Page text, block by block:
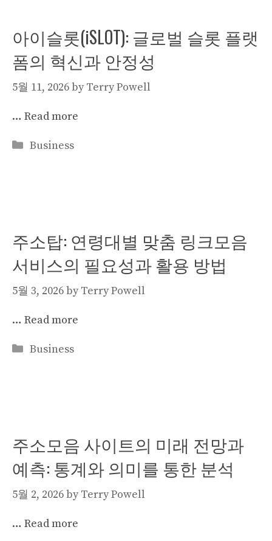
아이슬롯(iSLOT): 글로벌 슬롯 플랫
폼의 혁신과 안정성
5월 11, 2026by Terry Powell
… Read more
Categories
Business
주소탑: 연령대별 맞춤 링크모음
서비스의 필요성과 활용 방법
5월 3, 2026by Terry Powell
… Read more
Categories
Business
주소모음 사이트의 미래 전망과
예측: 통계와 의미를 통한 분석
5월 2, 2026by Terry Powell
… Read more